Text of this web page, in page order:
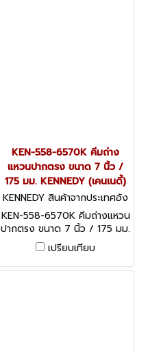
KEN-558-6570K คีมถ่าง
แหวนปากตรง ขนาด 7 นิ้ว /
175 มม. KENNEDY (เคนเนดี้)
KENNEDY สินค้าจากประเทศอัง
กฤษ KEN-558-6570K
KEN-558-6570K คีมถ่างแหวน
ปากตรง ขนาด 7 นิ้ว / 175 มม.
KENNEDY Circlip Pliers,
External, Carbon Steel,
175mm
เปรียบเทียบ